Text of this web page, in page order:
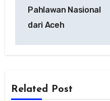
Pahlawan Nasional
dari Aceh
Related Post